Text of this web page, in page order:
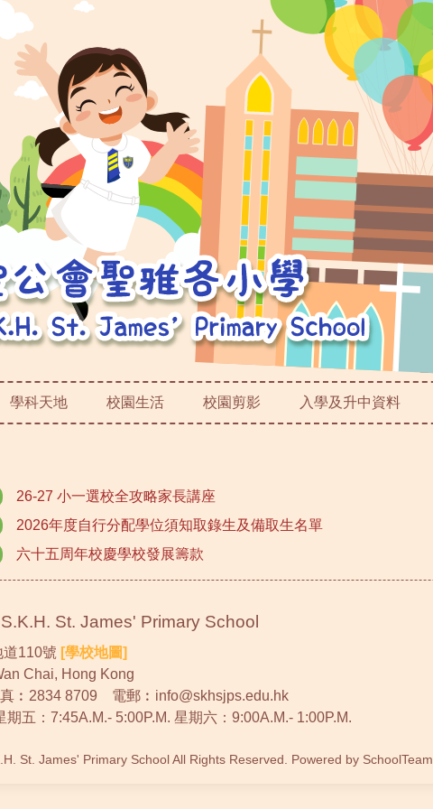
學科天地 校園生活 校園剪影 入學及升中資料
26-27 小一選校全攻略家長講座
2026年度自行分配學位須知取錄生及備取生名單
六十五周年校慶學校發展籌款
St. James' Primary School
110號 [學校地圖]
Chai, Hong Kong
︰2834 8709 電郵︰ info@skhsjps.edu.hk
五：7:45A.M.- 5:00P.M. 星期六：9:00A.M.- 1:00P.M.
St. James' Primary School All Rights Reserved. Powered by SchoolTeam